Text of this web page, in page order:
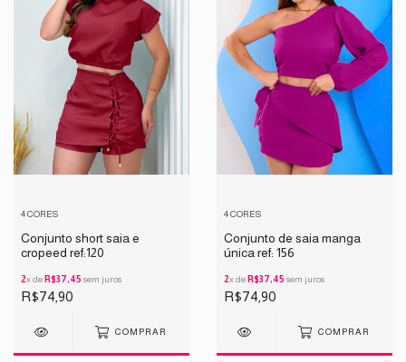
4 CORES
Conjunto short saia e
cropeed ref:120
2x de R$37,45 sem juros
R$74,90
COMPRAR
4 CORES
Conjunto de saia manga
única ref: 156
2x de R$37,45 sem juros
R$74,90
COMPRAR